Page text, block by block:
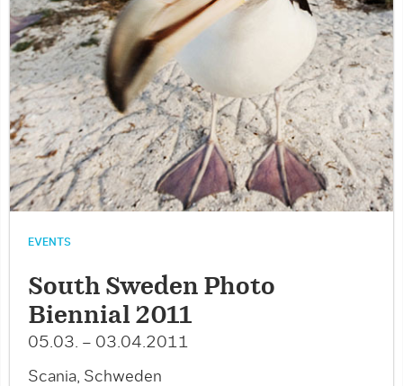
EVENTS
South Sweden Photo
Biennial 2011
05.03. – 03.04.2011
Scania, Schweden